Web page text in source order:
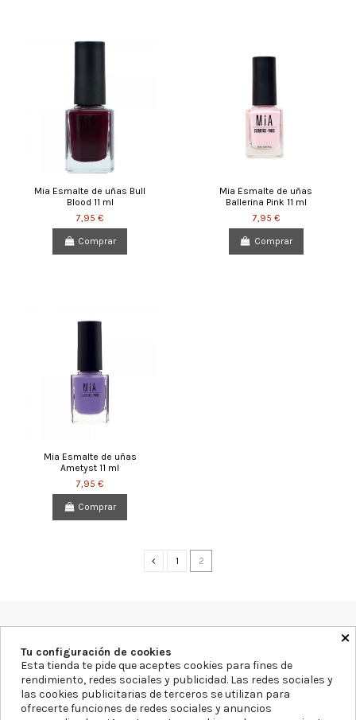
Mia Esmalte de uñas Bull
Blood 11 ml
7,95 €
Comprar
Mia Esmalte de uñas
Ballerina Pink 11 ml
7,95 €
Comprar
Mia Esmalte de uñas
Ametyst 11 ml
7,95 €
Comprar
1 2
Farmacia Blanca Llacer
965855297
info@farmaciablancallacer.es
Aviso legal Política de Privacidad
Política de Cookies
Declaración de accesibilidad
Mapa del sitio
×
Tu configuración de cookies
Esta tienda te pide que aceptes cookies para fines de
rendimiento, redes sociales y publicidad. Las redes sociales y
las cookies publicitarias de terceros se utilizan para
ofrecerte funciones de redes sociales y anuncios